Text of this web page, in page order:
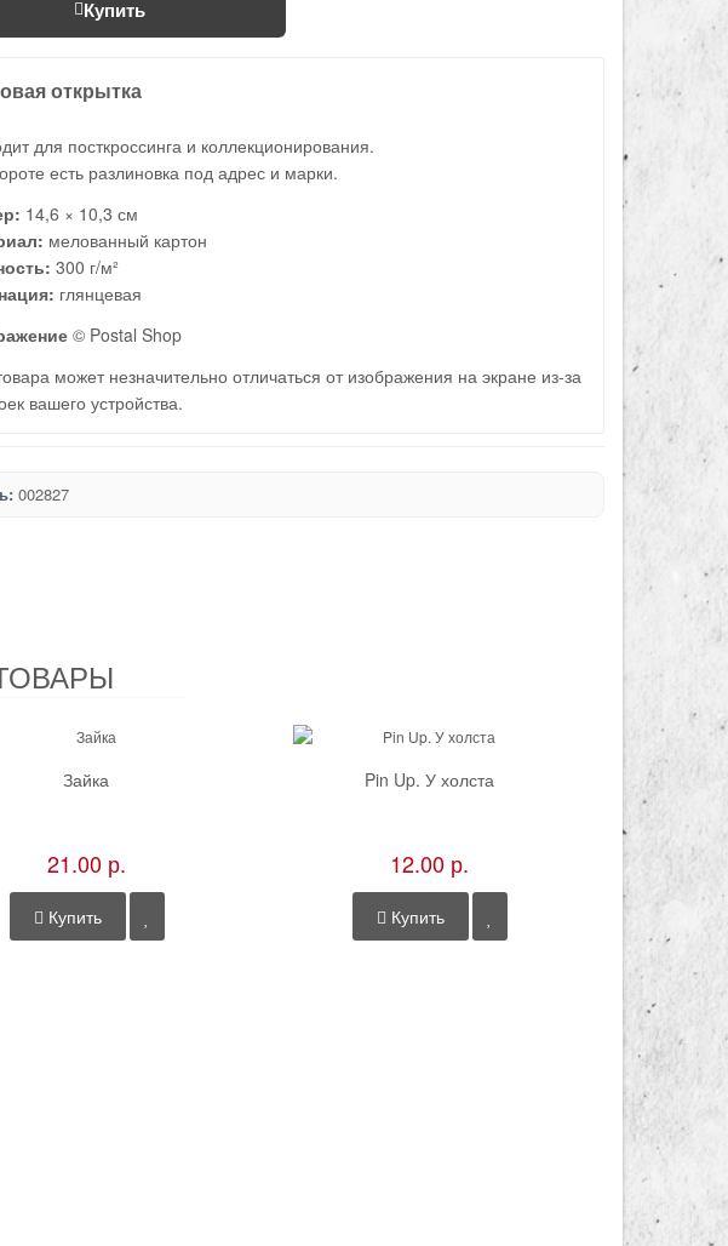
Купить
открытка
для посткроссинга и коллекционирования.
есть разлиновка под адрес и марки.
14,6 × 10,3 см
мелованный картон
300 г/м²
глянцевая
© Postal Shop
может незначительно отличаться от изображения на экране из-за
вашего устройства.
002827
Зайка
21.00 р.
Купить
Pin Up. У холста
12.00 р.
Купить